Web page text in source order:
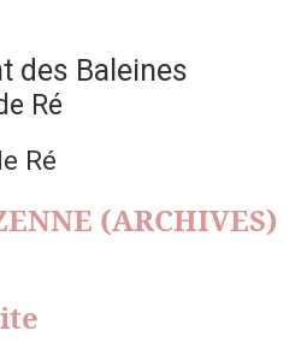
des Baleines
Ré
Ré
(ARCHIVES)